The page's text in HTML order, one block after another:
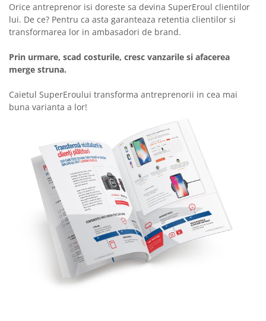
Orice antreprenor isi doreste sa devina SuperEroul clientilor
lui. De ce? Pentru ca asta garanteaza retentia clientilor si
transformarea lor in ambasadori de brand.
Prin urmare, scad costurile, cresc vanzarile si afacerea
merge struna.
Caietul SuperEroului transforma antreprenorii in cea mai
buna varianta a lor!